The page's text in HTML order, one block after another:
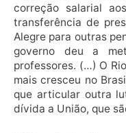
correção salarial
transferência de
Alegre para outras
governo deu a
professores. (…) O
mais cresceu no
que articular outra
dívida a União, que